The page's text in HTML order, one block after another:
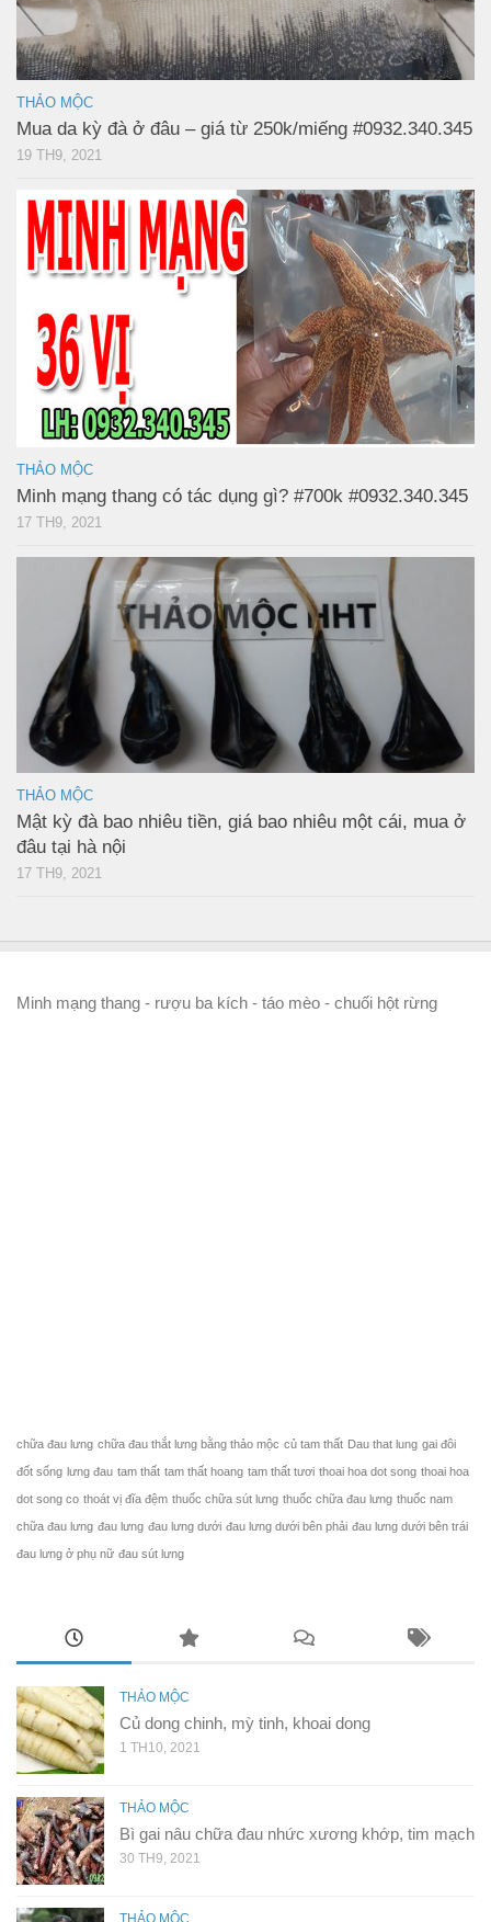
THẢO MỘC
Mua da kỳ đà ở đâu – giá từ 250k/miếng #0932.340.345
19 TH9, 2021
THẢO MỘC
Minh mạng thang có tác dụng gì? #700k #0932.340.345
17 TH9, 2021
THẢO MỘC
Mật kỳ đà bao nhiêu tiền, giá bao nhiêu một cái, mua ở
đâu tại hà nội
17 TH9, 2021
Minh mạng thang - rượu ba kích - táo mèo - chuối hột rừng
chữa đau lưng chữa đau thắt lưng bằng thảo mộc củ tam thất Dau that lung gai đôi
đốt sống lưng đau tam thất tam thất hoang tam thất tươi thoai hoa dot song thoai hoa
dot song co thoát vị đĩa đệm thuốc chữa sút lưng thuốc chữa đau lưng thuốc nam
chữa đau lưng đau lưng đau lưng dưới đau lưng dưới bên phải đau lưng dưới bên trái
đau lưng ở phụ nữ đau sút lưng
THẢO MỘC
Củ dong chinh, mỳ tinh, khoai dong
1 TH10, 2021
THẢO MỘC
Bì gai nâu chữa đau nhức xương khớp, tim mạch
30 TH9, 2021
THẢO MỘC